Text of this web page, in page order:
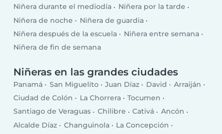
Niñera durante el mediodía
Niñera por la tarde
Niñera de noche
Niñera de guardia
Niñera después de la escuela
Niñera entre semana
Niñera de fin de semana
Niñeras en las grandes ciudades
Panamá San Miguelito Juan Díaz David
Arraiján
Ciudad de Colón
La Chorrera
Tocumen
Santiago de Veraguas
Chilibre Cativá
Ancón
Alcalde Díaz
Changuinola
La Concepción